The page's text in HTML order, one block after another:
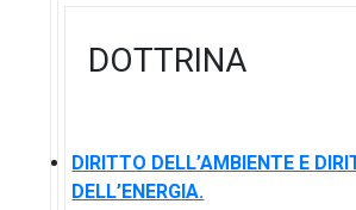
DOTTRINA
DIRITTO DELL’AMBIENTE E
DELL’ENERGIA.